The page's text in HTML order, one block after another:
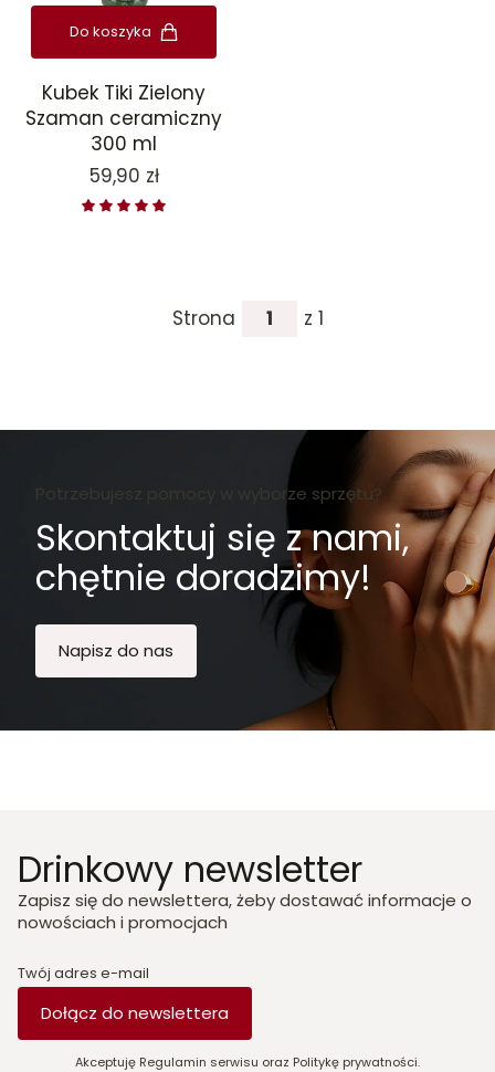
Do koszyka
Kubek Tiki Zielony
Szaman ceramiczny
300 ml
Cena
59,90 zł
Strona z 1
Potrzebujesz pomocy w wyborze sprzętu?
Skontaktuj się z nami,
chętnie doradzimy!
Napisz do nas
Drinkowy newsletter
Zapisz się do newslettera, żeby dostawać informacje o
nowościach i promocjach
Twój adres e-mail
Dołącz do newslettera
Akceptuję Regulamin serwisu oraz Politykę prywatności.